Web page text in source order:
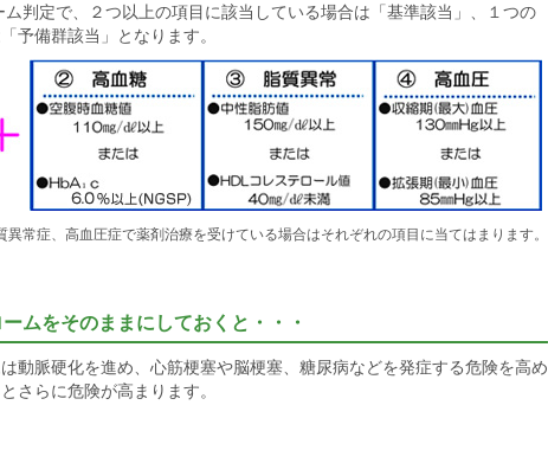
判定で、２つ以上の項目に該当している場合は「基準該当」、１つの
予備群該当」となります。
常症、高血圧症で薬剤治療を受けている場合はそれぞれの項目に当てはまります。
ムをそのままにしておくと・・・
動脈硬化を進め、心筋梗塞や脳梗塞、糖尿病などを発症する危険を高め
さらに危険が高まります。